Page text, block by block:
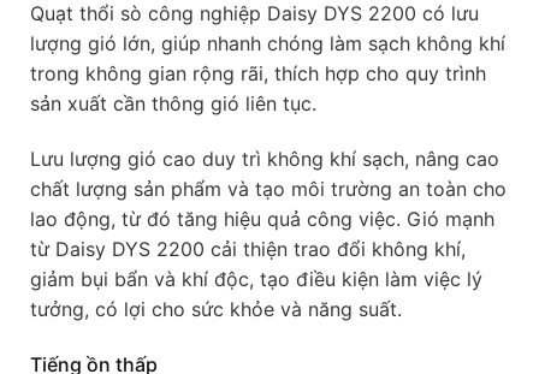
Quạt thổi sò công nghiệp Daisy DYS 2200 có lưu
lượng gió lớn, giúp nhanh chóng làm sạch không khí
trong không gian rộng rãi, thích hợp cho quy trình
sản xuất cần thông gió liên tục.
Lưu lượng gió cao duy trì không khí sạch, nâng cao
chất lượng sản phẩm và tạo môi trường an toàn cho
lao động, từ đó tăng hiệu quả công việc. Gió mạnh
từ Daisy DYS 2200 cải thiện trao đổi không khí,
giảm bụi bẩn và khí độc, tạo điều kiện làm việc lý
tưởng, có lợi cho sức khỏe và năng suất.
Tiếng ồn thấp